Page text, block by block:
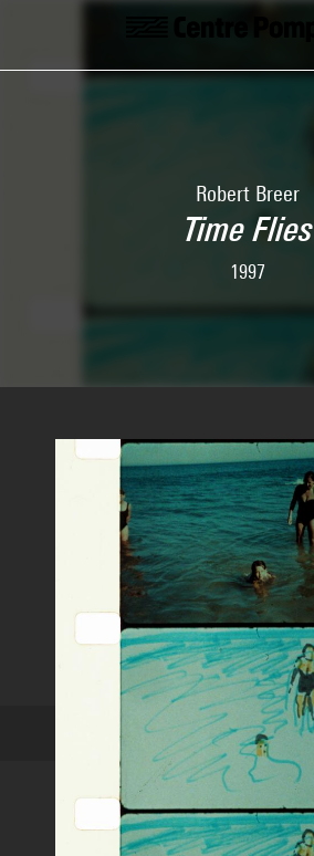
Skip to main content
Centre Pompidou
Robert Breer
Time Flies
1997